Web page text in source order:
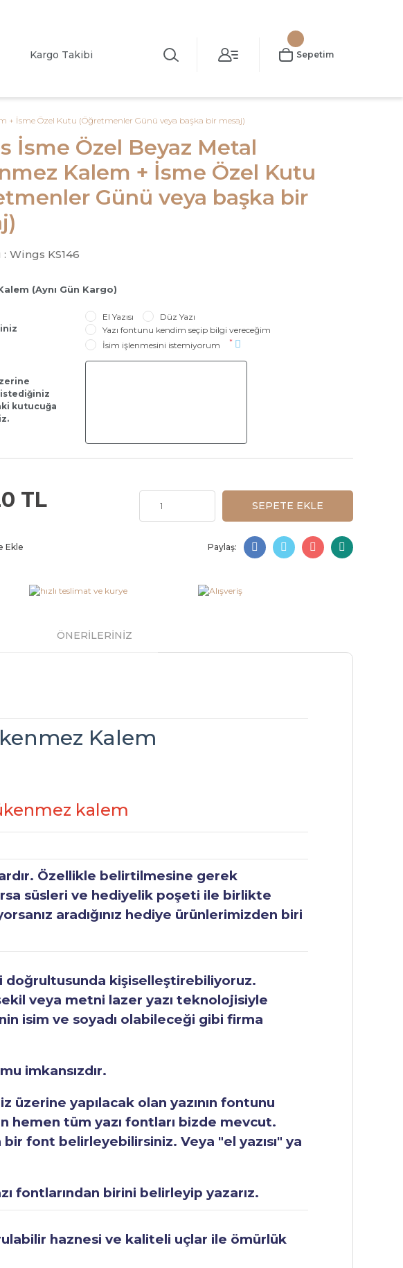
Kargo Takibi Sepetim
+ İsme Özel Kutu (Öğretmenler Günü veya başka bir mesaj)
İsme Özel Beyaz Metal
Kalem + İsme Özel Kutu
Günü veya başka bir
: Wings KS146
(Aynı Gün Kargo)
El Yazısı
Düz Yazı
Yazı fontunu kendim seçip bilgi vereceğim
İsim işlenmesini istemiyorum
*
kutucuğa
TL SEPETE EKLE
Paylaş:
ÖNERİLERİNİZ
Kalem
kalem
Özellikle belirtilmesine gerek
süsleri ve hediyelik poşeti ile birlikte
aradığınız hediye ürünlerimizden biri
kişiselleştirebiliyoruz.
veya metni lazer yazı teknolojisiyle
isim ve soyadı olabileceği gibi firma
imkansızdır.
üzerine yapılacak olan yazının fontunu
hemen tüm yazı fontları bizde mevcut.
font belirleyebilirsiniz. Veya "el yazısı" ya
fontlarından birini belirleyip yazarız.
haznesi ve kaliteli uçlar ile ömürlük